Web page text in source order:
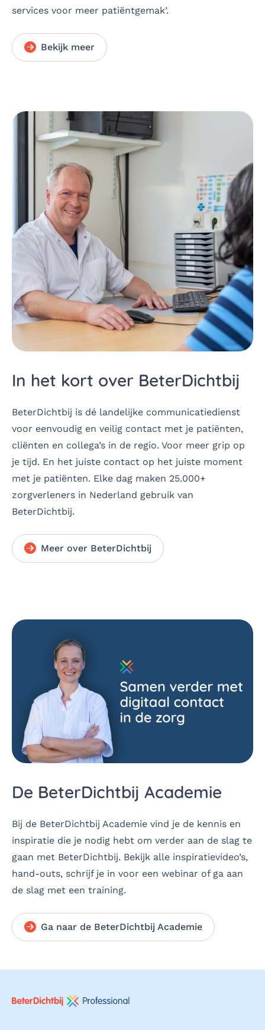
services voor meer patiëntgemak’.
Bekijk meer
In het kort over BeterDichtbij
BeterDichtbij is dé landelijke communicatiedienst
voor eenvoudig en veilig contact met je patiënten,
cliënten en collega’s in de regio. Voor meer grip op
je tijd. En het juiste contact op het juiste moment
met je patiënten. Elke dag maken 25.000+
zorgverleners in Nederland gebruik van
BeterDichtbij.
Meer over BeterDichtbij
De BeterDichtbij Academie
Bij de BeterDichtbij Academie vind je de kennis en
inspiratie die je nodig hebt om verder aan de slag te
gaan met BeterDichtbij. Bekijk alle inspiratievideo’s,
hand-outs, schrijf je in voor een webinar of ga aan
de slag met een training.
Ga naar de BeterDichtbij Academie